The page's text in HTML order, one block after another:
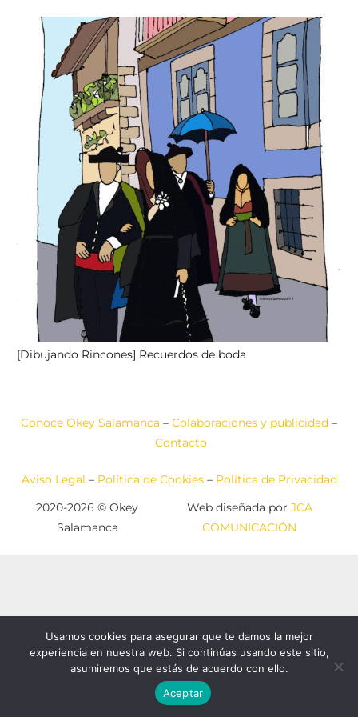
[Dibujando Rincones] Recuerdos de boda
Conoce Okey Salamanca – Colaboraciones y publicidad –
Contacto
Aviso Legal – Política de Cookies– Política de Privacidad
2020-2026 © Okey
Salamanca
Web diseñada por JCA
COMUNICACIÓN
Usamos cookies para asegurar que te damos la mejor
experiencia en nuestra web. Si continúas usando este sitio,
asumiremos que estás de acuerdo con ello.
Aceptar